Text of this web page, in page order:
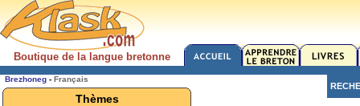
Boutique de la langue bretonne
Brezhoneg - Français
Thèmes